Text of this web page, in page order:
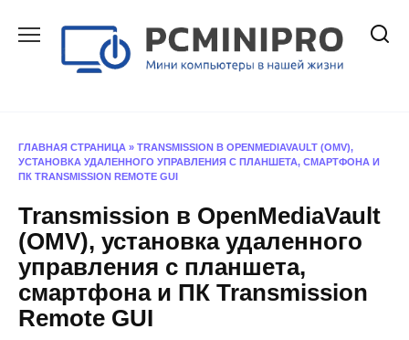
ГЛАВНАЯ СТРАНИЦА » TRANSMISSION В OPENMEDIAVAULT (OMV),
УСТАНОВКА УДАЛЕННОГО УПРАВЛЕНИЯ C ПЛАНШЕТА, СМАРТФОНА И
ПК TRANSMISSION REMOTE GUI
Transmission в OpenMediaVault
(OMV), установка удаленного
управления c планшета,
смартфона и ПК Transmission
Remote GUI